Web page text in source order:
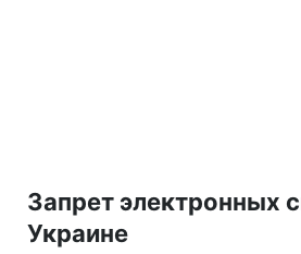
Запрет электронных
Украине